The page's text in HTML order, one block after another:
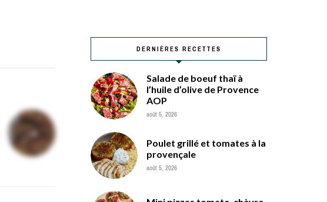
DERNIÈRES RECETTES
Salade de boeuf thaï à
l’huile d’olive de Provence
AOP
août 5, 2026
Poulet grillé et tomates à la
provençale
août 5, 2026